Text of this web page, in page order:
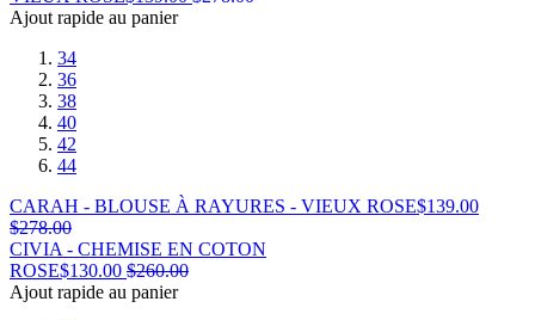
Ajout rapide au panier
34
36
38
40
42
44
CARAH - BLOUSE À RAYURES - VIEUX ROSE$139.00
$278.00
CIVIA - CHEMISE EN COTON
ROSE$130.00 $260.00
Ajout rapide au panier